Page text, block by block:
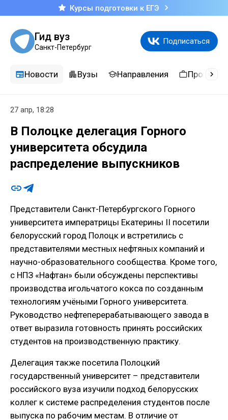
Курсы подготовки к ЕГЭ
Гид вуз
Санкт-Петербург
Подписаться
Новости Вузы Направления
27 апр, 18:28
В Полоцке делегация Горного
университета обсудила
распределение выпускников
Представители Санкт-Петербургского Горного
университета императрицы Екатерины II посетили
белорусский город Полоцк и встретились с
представителями местных нефтяных компаний и
научно-образовательного сообщества. Кроме того,
с НПЗ «Нафтан» были обсуждены перспективы
производства игольчатого кокса по созданным
технологиям учёными Горного университета.
Руководство нефтеперерабатывающего завода в
ответ выразила готовность принять российских
студентов на производственную практику.
Делегация также посетила Полоцкий
государственный университет – представители
российского вуза изучили подход белорусских
коллег к системе распределения студентов после
выпуска по рабочим местам. В отличие от